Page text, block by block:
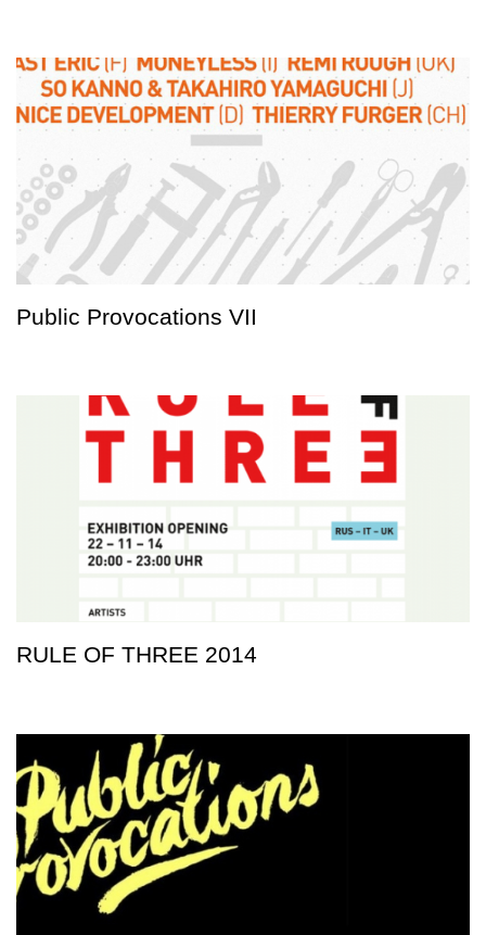
Public Provocations VII
RULE OF THREE 2014